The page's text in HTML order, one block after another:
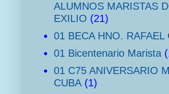
ALUMNOS MARISTAS
EXILIO (21)
01 BECA HNO. RAFAEL
01 Bicentenario Marista
01 C75 ANIVERSARIO
CUBA (1)